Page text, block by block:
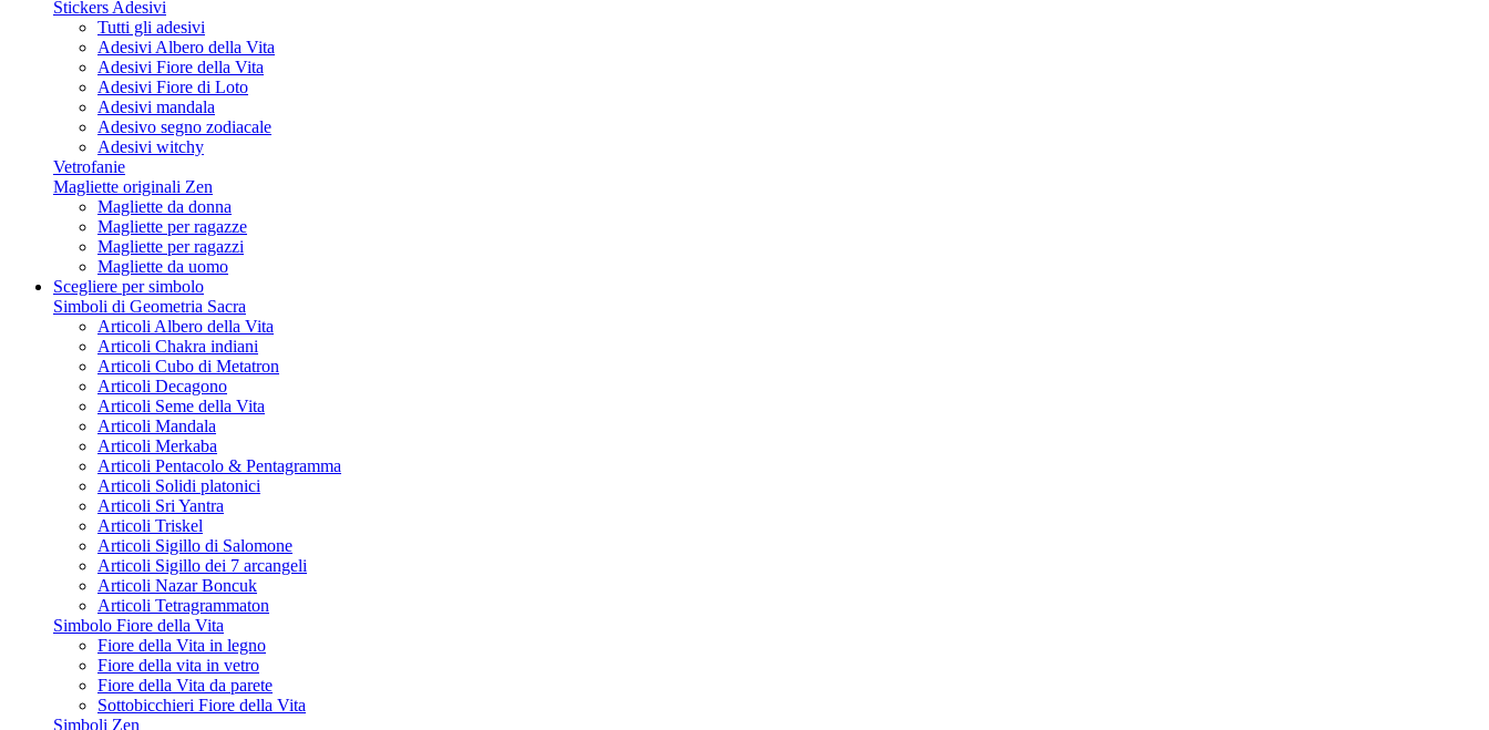
Stickers Adesivi
Tutti gli adesivi
Adesivi Albero della Vita
Adesivi Fiore della Vita
Adesivi Fiore di Loto
Adesivi mandala
Adesivo segno zodiacale
Adesivi witchy
Vetrofanie
Magliette originali Zen
Magliette da donna
Magliette per ragazze
Magliette per ragazzi
Magliette da uomo
Scegliere per simbolo
Simboli di Geometria Sacra
Articoli Albero della Vita
Articoli Chakra indiani
Articoli Cubo di Metatron
Articoli Decagono
Articoli Seme della Vita
Articoli Mandala
Articoli Merkaba
Articoli Pentacolo & Pentagramma
Articoli Solidi platonici
Articoli Sri Yantra
Articoli Triskel
Articoli Sigillo di Salomone
Articoli Sigillo dei 7 arcangeli
Articoli Nazar Boncuk
Articoli Tetragrammaton
Simbolo Fiore della Vita
Fiore della Vita in legno
Fiore della vita in vetro
Fiore della Vita da parete
Sottobicchieri Fiore della Vita
Simboli Zen